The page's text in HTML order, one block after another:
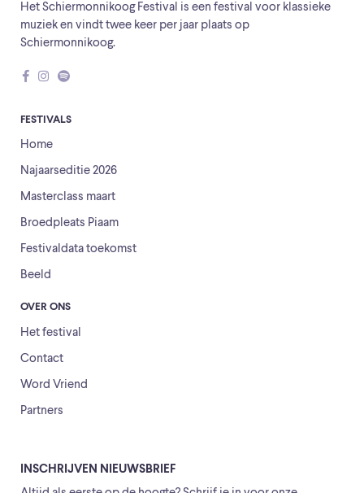
Het Schiermonnikoog Festival is een festival voor klassieke
muziek en vindt twee keer per jaar plaats op
Schiermonnikoog.
FESTIVALS
Home
Najaarseditie 2026
Masterclass maart
Broedpleats Piaam
Festivaldata toekomst
Beeld
OVER ONS
Het festival
Contact
Word Vriend
Partners
INSCHRIJVEN NIEUWSBRIEF